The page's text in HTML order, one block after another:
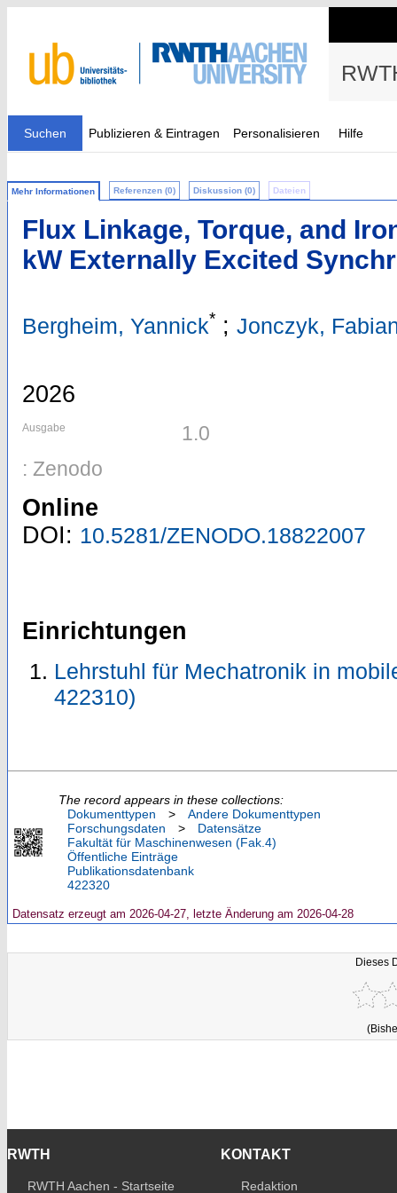
Suchen Publizieren & Eintragen Personalisieren Hilfe
Mehr Informationen Referenzen (0) Diskussion (0) Dateien
Flux Linkage, Torque, and
kW Externally Excited
Bergheim, Yannick* ; Jonczyk,
2026
Ausgabe
1.0
: Zenodo
Online
DOI: 10.5281/ZENODO.18822007
Einrichtungen
Lehrstuhl für Mechatronik in
422310)
The record appears in these collections:
Dokumenttypen
>
Andere Dokumenttypen
Forschungsdaten
>
Datensätze
Fakultät für Maschinenwesen (Fak.4)
Öffentliche Einträge
Publikationsdatenbank
422320
Datensatz erzeugt am 2026-04-27, letzte Änderung am 2026-04-28
Dieses
RWTH
RWTH Aachen - Startseite
KONTAKT
Redaktion